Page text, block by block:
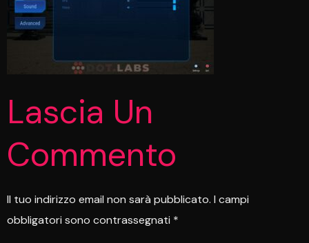
Lascia Un
Commento
Il tuo indirizzo email non sarà pubblicato. I campi
obbligatori sono contrassegnati *